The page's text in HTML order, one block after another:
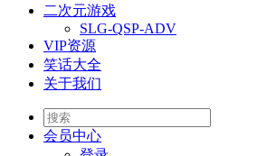
二次元游戏
SLG-QSP-ADV
VIP资源
笑话大全
关于我们
会员中心